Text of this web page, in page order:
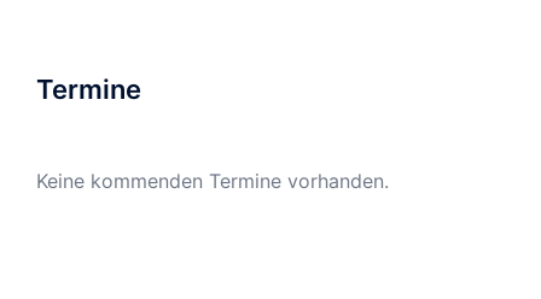
Termine
Keine kommenden Termine vorhanden.